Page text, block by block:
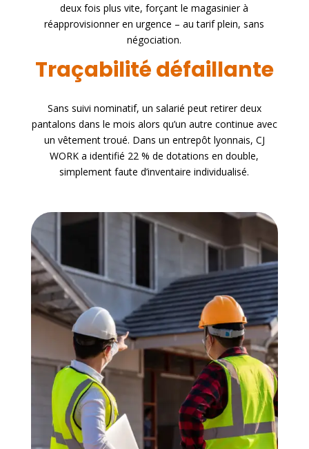
deux fois plus vite, forçant le magasinier à
réapprovisionner en urgence – au tarif plein, sans
négociation.
Traçabilité défaillante
Sans suivi nominatif, un salarié peut retirer deux
pantalons dans le mois alors qu’un autre continue avec
un vêtement troué. Dans un entrepôt lyonnais, CJ
WORK a identifié 22 % de dotations en double,
simplement faute d’inventaire individualisé.